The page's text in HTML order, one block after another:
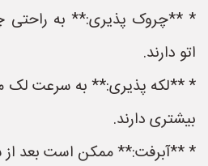
* **چروک پذیری:** به راحتی
اتو دارند.
* **لکه پذیری:** به سرعت لک
بیشتری دارند.
* **آبرفت:** ممکن است بعد